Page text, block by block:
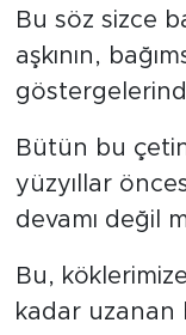
Bu söz sizce
aşkının,
Bütün bu
yüzyıllar
devamı değil
Bu,
kadar uzanan